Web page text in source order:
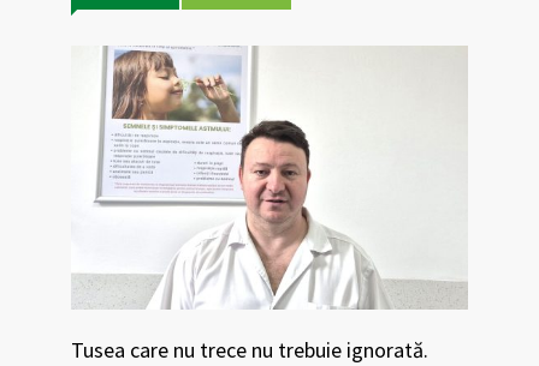
Tusea care nu trece nu trebuie ignorată.